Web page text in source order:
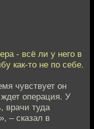
- всё ли у него в
как-то не по себе.
чувствует он
операция. У
врачи туда
– сказал в